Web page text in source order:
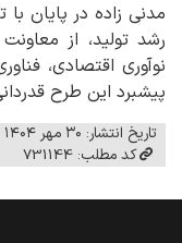
مدنی زاده در پایان
رشد تولید، از
نوآوری اقتصادی،
پیشبرد این طرح
تاریخ انتشار: ۳۰ مهر ۱۴۰۴ - ۲۰:۳۷
کد مطلب: 731144